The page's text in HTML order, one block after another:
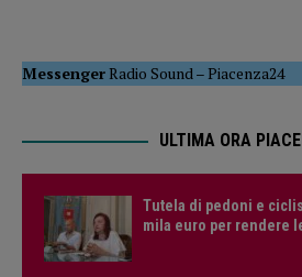
MessengerRadio Sound –Piacenza24
ULTIMA ORA
Tutela di pedoni e
mila euro per rendere